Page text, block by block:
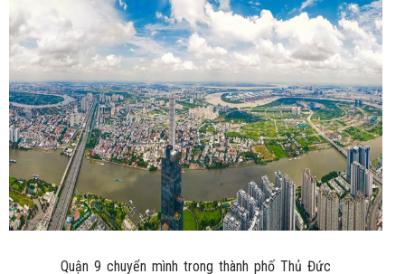
Quận 9 chuyển mình trong thành phố Thủ Đức